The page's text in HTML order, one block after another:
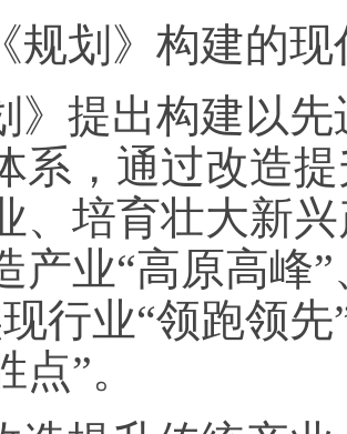
规划》构建的
》提出构建以
系，通过改造
、培育壮大新
产业“高原高峰
行业“领跑领
”。